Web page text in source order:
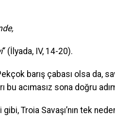
“ (İlyada, IV, 14-20).
barış çabası olsa da,
bu acımasız sona doğru
Troia Savaşı’nın tek